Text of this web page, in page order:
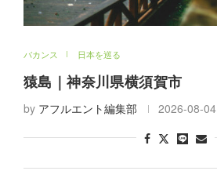
バカンス 日本を巡る
猿島｜神奈川県横須賀市
by アフルエント編集部 2026-08-04